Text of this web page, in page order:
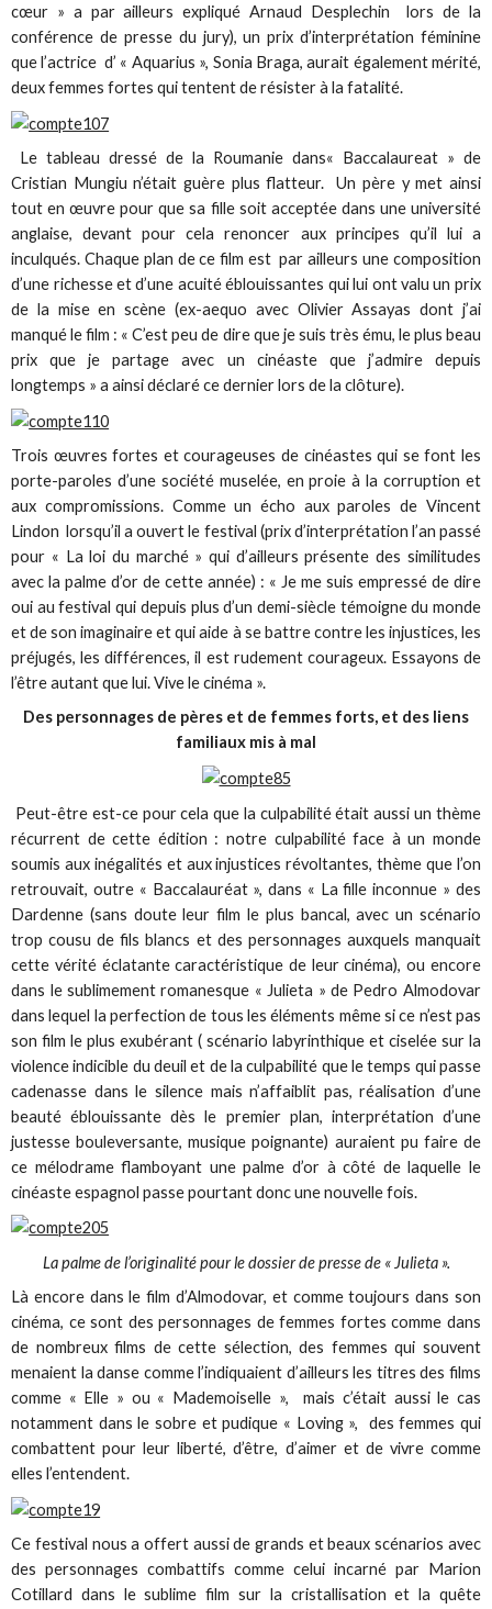
cœur » a par ailleurs expliqué Arnaud Desplechin lors de la
conférence de presse du jury), un prix d’interprétation féminine
que l’actrice d’ « Aquarius », Sonia Braga, aurait également mérité,
deux femmes fortes qui tentent de résister à la fatalité.
Le tableau dressé de la Roumanie dans« Baccalaureat » de
Cristian Mungiu n’était guère plus flatteur. Un père y met ainsi
tout en œuvre pour que sa fille soit acceptée dans une université
anglaise, devant pour cela renoncer aux principes qu’il lui a
inculqués. Chaque plan de ce film est par ailleurs une composition
d’une richesse et d’une acuité éblouissantes qui lui ont valu un prix
de la mise en scène (ex-aequo avec Olivier Assayas dont j’ai
manqué le film : « C’est peu de dire que je suis très ému, le plus beau
prix que je partage avec un cinéaste que j’admire depuis
longtemps » a ainsi déclaré ce dernier lors de la clôture).
Trois œuvres fortes et courageuses de cinéastes qui se font les
porte-paroles d’une société muselée, en proie à la corruption et
aux compromissions. Comme un écho aux paroles de Vincent
Lindon lorsqu’il a ouvert le festival (prix d’interprétation l’an passé
pour « La loi du marché » qui d’ailleurs présente des similitudes
avec la palme d’or de cette année) : « Je me suis empressé de dire
oui au festival qui depuis plus d’un demi-siècle témoigne du monde
et de son imaginaire et qui aide à se battre contre les injustices, les
préjugés, les différences, il est rudement courageux. Essayons de
l’être autant que lui. Vive le cinéma ».
Des personnages de pères et de femmes forts, et des liens
familiaux mis à mal
Peut-être est-ce pour cela que la culpabilité était aussi un thème
récurrent de cette édition : notre culpabilité face à un monde
soumis aux inégalités et aux injustices révoltantes, thème que l’on
retrouvait, outre « Baccalauréat », dans « La fille inconnue » des
Dardenne (sans doute leur film le plus bancal, avec un scénario
trop cousu de fils blancs et des personnages auxquels manquait
cette vérité éclatante caractéristique de leur cinéma), ou encore
dans le sublimement romanesque « Julieta » de Pedro Almodovar
dans lequel la perfection de tous les éléments même si ce n’est pas
son film le plus exubérant ( scénario labyrinthique et ciselée sur la
violence indicible du deuil et de la culpabilité que le temps qui passe
cadenasse dans le silence mais n’affaiblit pas, réalisation d’une
beauté éblouissante dès le premier plan, interprétation d’une
justesse bouleversante, musique poignante) auraient pu faire de
ce mélodrame flamboyant une palme d’or à côté de laquelle le
cinéaste espagnol passe pourtant donc une nouvelle fois.
La palme de l’originalité pour le dossier de presse de « Julieta ».
Là encore dans le film d’Almodovar, et comme toujours dans son
cinéma, ce sont des personnages de femmes fortes comme dans
de nombreux films de cette sélection, des femmes qui souvent
menaient la danse comme l’indiquaient d’ailleurs les titres des films
comme « Elle » ou « Mademoiselle », mais c’était aussi le cas
notamment dans le sobre et pudique « Loving », des femmes qui
combattent pour leur liberté, d’être, d’aimer et de vivre comme
elles l’entendent.
Ce festival nous a offert aussi de grands et beaux scénarios avec
des personnages combattifs comme celui incarné par Marion
Cotillard dans le sublime film sur la cristallisation et la quête